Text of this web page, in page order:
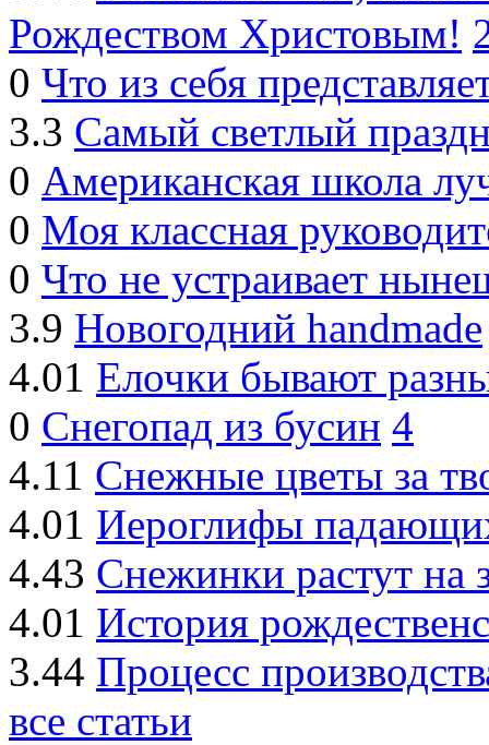
Рождеством Христовым!
0 Что из себя
3.3 Самый светлый
0 Американская школа
0 Моя классная
0 Что не устраивает
3.9 Новогодний handmade
4.01 Елочки бывают
0 Снегопад из бусин 4
4.11 Снежные цветы за
4.01 Иероглифы
4.43 Снежинки растут на
4.01 История
3.44 Процесс
все статьи